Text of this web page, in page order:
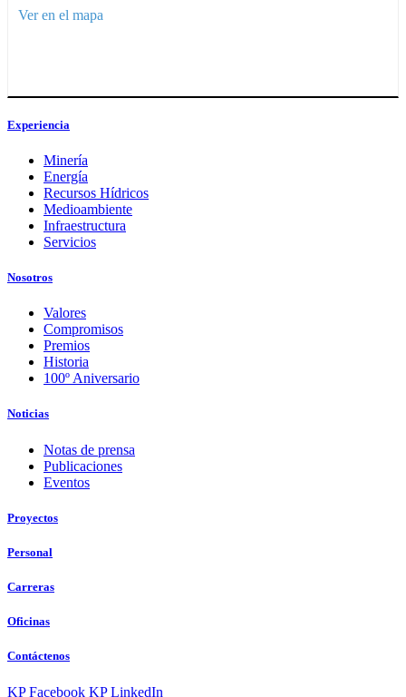
Ver en el mapa
Experiencia
Minería
Energía
Recursos Hídricos
Medioambiente
Infraestructura
Servicios
Nosotros
Valores
Compromisos
Premios
Historia
100º Aniversario
Noticias
Notas de prensa
Publicaciones
Eventos
Proyectos
Personal
Carreras
Oficinas
Contáctenos
KP Facebook KP LinkedIn